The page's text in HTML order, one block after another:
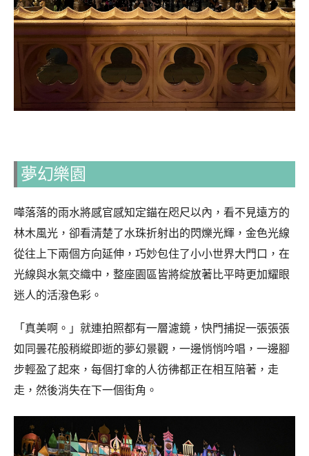
夢幻樂園
嘩落落的雨水將感官感知定錨在咫尺以內，看不見遠方的
林木風光，卻看清楚了水珠折射出的閃爍光輝，金色光線
從往上下兩個方向延伸，巧妙包住了小小世界大門口，在
光線與水氣交織中，整座園區皆將綻放著比平時更加耀眼
迷人的活潑色彩。
「真美啊。」就連拍照都有一層濾鏡，快門捕捉一張張張
如同曇花般稍縱即逝的夢幻景觀，一邊悄悄吟唱，一邊腳
步輕盈了起來，每個打傘的人彷彿都正在相互陪著，走
走，然後消失在下一個街角。